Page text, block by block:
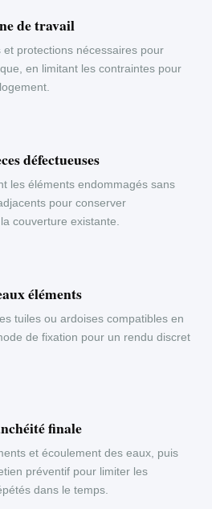
de travail
et protections nécessaires pour
en limitant les contraintes pour
défectueuses
les éléments endommagés sans
pour conserver
couverture existante.
éléments
tuiles ou ardoises compatibles en
de fixation pour un rendu discret
finale
et écoulement des eaux, puis
préventif pour limiter les
dans le temps.